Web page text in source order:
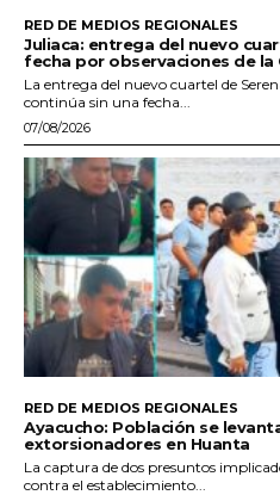
RED DE MEDIOS REGIONALES
Juliaca: entrega del nuevo
fecha por observaciones de la
La entrega del nuevo cuartel de
continúa sin una fecha...
07/08/2026
RED DE MEDIOS REGIONALES
Ayacucho: Población se
extorsionadores en Huanta
La captura de dos presuntos
contra el establecimiento...